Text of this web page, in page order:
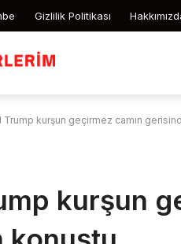
Gizlilik Politikası
Trump kurşun geçirmez camın
kurşun